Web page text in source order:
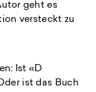
geht es
versteckt zu
Ist «D
ist das Buch